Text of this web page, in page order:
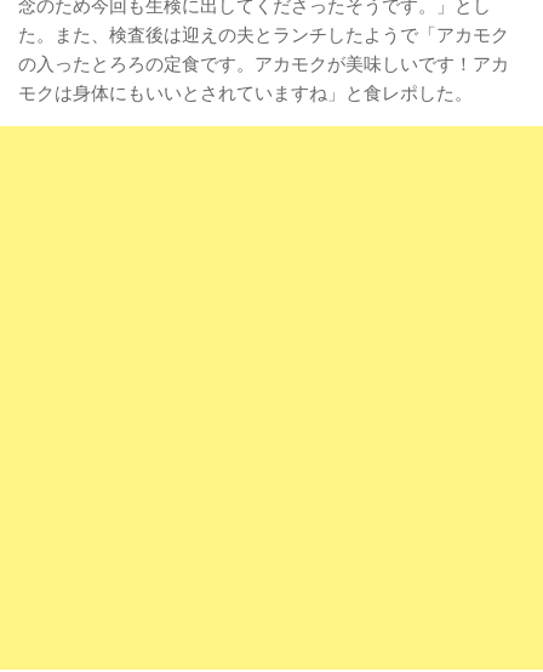
念のため今回も生検に出してくださったそうです。」とし
た。また、検査後は迎えの夫とランチしたようで「アカモク
の入ったとろろの定食です。アカモクが美味しいです！アカ
モクは身体にもいいとされていますね」と食レポした。